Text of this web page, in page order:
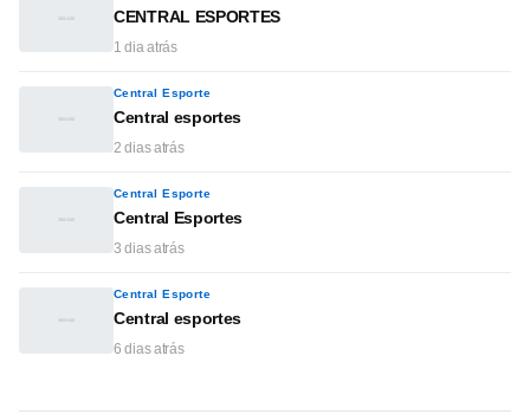
CENTRAL ESPORTES
1 dia atrás
Central Esporte
Central esportes
2 dias atrás
Central Esporte
Central Esportes
3 dias atrás
Central Esporte
Central esportes
6 dias atrás